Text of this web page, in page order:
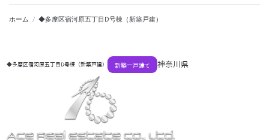
ホーム / ◆多摩区宿河原五丁目D号棟（新築戸建）
◆多摩区宿河原五丁目D号棟（新築戸建） 新築一戸建て 神奈川県